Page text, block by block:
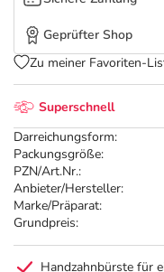
Superschnell
Darreichungsform:
Packungsgröße:
PZN/Art.Nr.:
Anbieter/Hersteller:
Marke/Präparat:
Grundpreis:
Geprüfter Shop
Zu meiner Favoriten-
Handzahnbürste für